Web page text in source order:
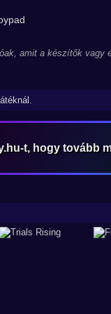
amit a készítők vagy
t, hogy tovább